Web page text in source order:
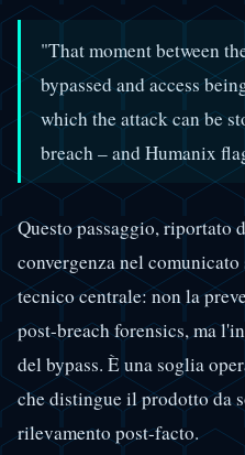
"That moment between
bypassed and access
which the attack can be
breach – and Humanix
Questo passaggio, riportato
convergenza nel
tecnico centrale: non la
post-breach forensics, ma
del bypass. È una soglia
che distingue il prodotto da
rilevamento post-facto.